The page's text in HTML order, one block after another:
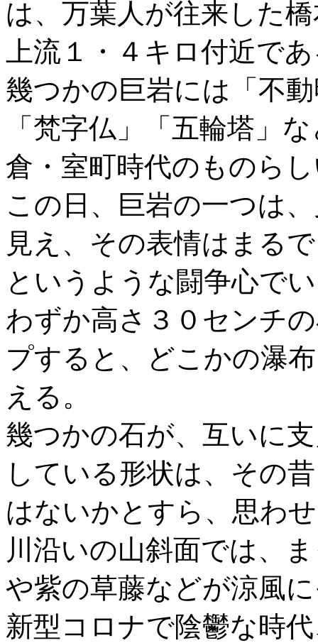
は、万葉人が往来した
上流１・４キロ付近で
幾つかの巨岩には「不
「梵字仏」「五輪塔」
倉・室町時代のものら
この日、巨岩の一つは
見え、その表情はまる
というような闘争心で
わずか高さ３０センチ
プすると、どこかの瀑
える。
幾つかの石が、互いに
している形状は、その
はないかとすら、思わ
川沿いの山斜面では、
や紫の草藤などが涼風
新型コロナで陰鬱な時